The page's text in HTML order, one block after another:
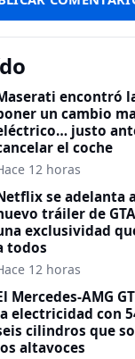
encontró
un cambio
justo
el coche
12 horas
se adelanta
tráiler de
exclusividad
todos
12 horas
Mercedes-AMG
electricidad con
cilindros que
altavoces